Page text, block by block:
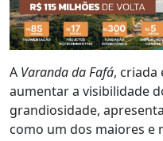
A Varanda da Fafá, criada
aumentar a visibilidade
grandiosidade,
como um dos maiores e